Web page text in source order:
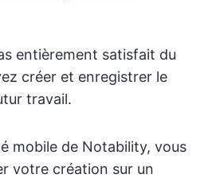
entièrement satisfait du
créer et enregistrer le
travail.
mobile de Notability, vous
votre création sur un